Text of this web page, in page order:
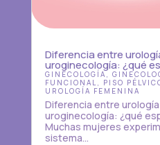
Diferencia entre
uroginecología: ¿qué
GINECOLOGÍA,
FUNCIONAL
PISO
UROLOGÍA FEMENINA
Diferencia entre
uroginecología: ¿qué
Muchas mujeres
sistema...